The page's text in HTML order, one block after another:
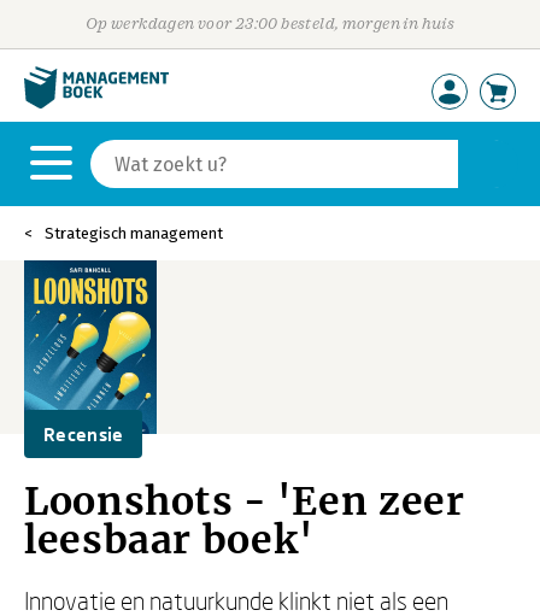
Op werkdagen voor 23:00 besteld, morgen in huis
Strategisch management
Recensie
Loonshots - 'Een zeer
leesbaar boek'
Innovatie en natuurkunde klinkt niet als een